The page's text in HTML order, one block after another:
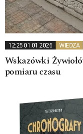
12:25 01.01.2026 WIEDZA
Wskazówki
pomiaru czasu